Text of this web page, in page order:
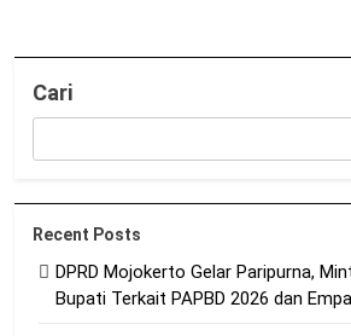
Cari
Recent Posts
DPRD Mojokerto Gelar Paripurna,
Bupati Terkait PAPBD 2026 dan